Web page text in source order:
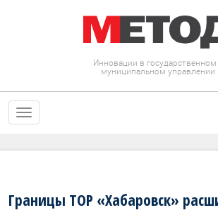
Инновации в государственном
муниципальном управлении
Границы ТОР «Хабаровск»